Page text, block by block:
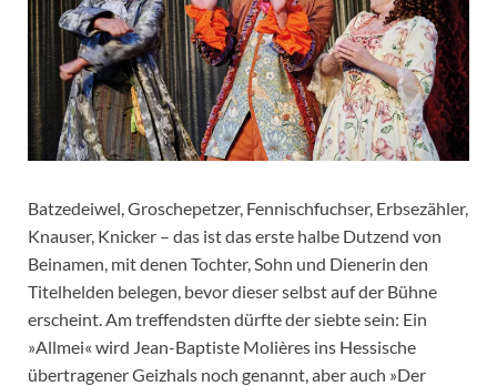
Batzedeiwel, Groschepetzer, Fennischfuchser, Erbsezähler,
Knauser, Knicker – das ist das erste halbe Dutzend von
Beinamen, mit denen Tochter, Sohn und Dienerin den
Titelhelden belegen, bevor dieser selbst auf der Bühne
erscheint. Am treffendsten dürfte der siebte sein: Ein
»Allmei« wird Jean-Baptiste Molières ins Hessische
übertragener Geizhals noch genannt, aber auch »Der